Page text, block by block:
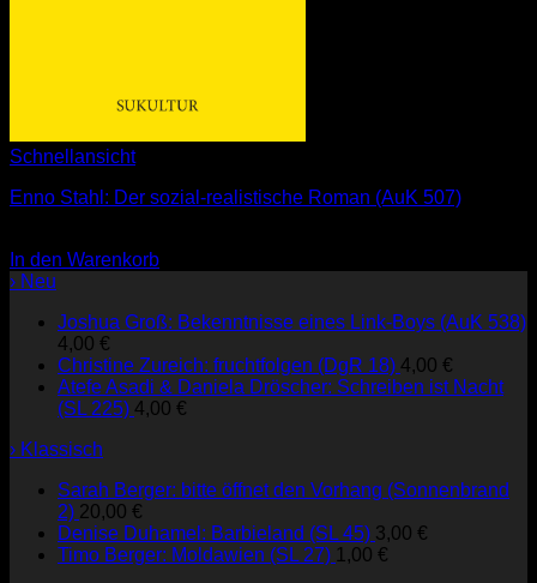
Schnellansicht
Enno Stahl: Der sozial-realistische Roman (AuK 507)
In den Warenkorb
› Neu
Joshua Groß: Bekenntnisse eines Link-Boys (AuK 538)
4,00 €
Christine Zureich: fruchtfolgen (DgR 18) 4,00 €
Atefe Asadi & Daniela Dröscher: Schreiben ist Nacht
(SL 225) 4,00 €
› Klassisch
Sarah Berger: bitte öffnet den Vorhang (Sonnenbrand
2) 20,00 €
Denise Duhamel: Barbieland (SL 45) 3,00 €
Timo Berger: Moldawien (SL 27) 1,00 €